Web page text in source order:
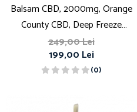
Balsam CBD, 2000mg, Orange
County CBD, Deep Freeze
Muscle Balm, 100ml
249,00 Lei
199,00 Lei
(0)